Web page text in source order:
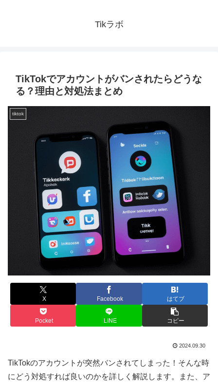
Tikラボ
TikTokでアカウントがバンされたらどうな
る？理由と対処法まとめ
tiktok
X Facebook はてブ
Pocket LINE コピー
2024.09.30
TikTokのアカウントが突然バンされてしまった！そんな時
にどう対処すれば良いのかを詳しく解説します。また、ア